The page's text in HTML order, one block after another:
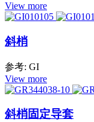
View more
斜梢
参考: GI
View more
斜梢固定导套